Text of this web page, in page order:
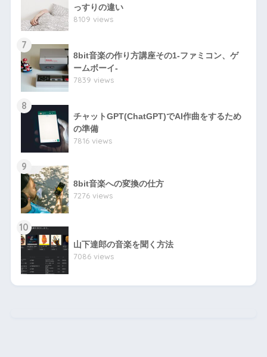
っすりの違い
8109 views
7
8bit音楽の作り方講座その1-ファミコン、ゲ
ームボーイ-
7839 views
8
チャットGPT(ChatGPT)でAI作曲をするため
の準備
7816 views
9
8bit音楽への変換の仕方
7276 views
10
山下達郎の音楽を聞く方法
7086 views